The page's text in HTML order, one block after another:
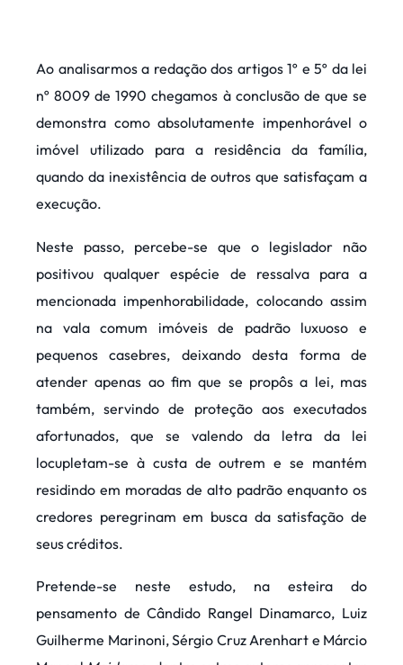
Ao analisarmos a redação dos artigos 1º e 5º da lei
nº 8009 de 1990 chegamos à conclusão de que se
demonstra como absolutamente impenhorável o
imóvel utilizado para a residência da família,
quando da inexistência de outros que satisfaçam a
execução.
Neste passo, percebe-se que o legislador não
positivou qualquer espécie de ressalva para a
mencionada impenhorabilidade, colocando assim
na vala comum imóveis de padrão luxuoso e
pequenos casebres, deixando desta forma de
atender apenas ao fim que se propôs a lei, mas
também, servindo de proteção aos executados
afortunados, que se valendo da letra da lei
locupletam-se à custa de outrem e se mantém
residindo em moradas de alto padrão enquanto os
credores peregrinam em busca da satisfação de
seus créditos.
Pretende-se neste estudo, na esteira do
pensamento de Cândido Rangel Dinamarco, Luiz
Guilherme Marinoni, Sérgio Cruz Arenhart e Márcio